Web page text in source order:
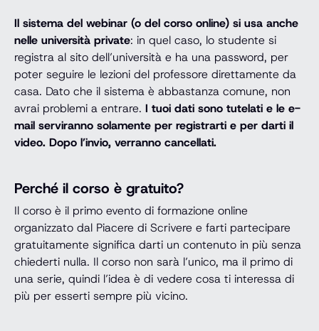
Il sistema del webinar (o del corso online) si usa anche
nelle università private: in quel caso, lo studente si
registra al sito dell’università e ha una password, per
poter seguire le lezioni del professore direttamente da
casa. Dato che il sistema è abbastanza comune, non
avrai problemi a entrare. I tuoi dati sono tutelati e le e-
mail serviranno solamente per registrarti e per darti il
video. Dopo l’invio, verranno cancellati.
Perché il corso è gratuito?
Il corso è il primo evento di formazione online
organizzato dal Piacere di Scrivere e farti partecipare
gratuitamente significa darti un contenuto in più senza
chiederti nulla. Il corso non sarà l’unico, ma il primo di
una serie, quindi l’idea è di vedere cosa ti interessa di
più per esserti sempre più vicino.